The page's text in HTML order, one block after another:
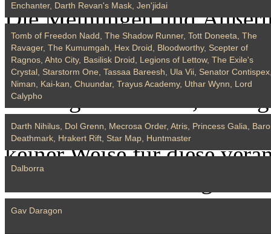
Enchanter, Darth Revan's Mask, Jen'jidai
Tomb of Freedon Nadd, The Shadow Runner, Tott Doneeta, The
Ravager, The Kumumgah, Hex Droid, Bloodworthy, Scepter of
Ragnos, Ahto City, Basilisk Droid, Legions of Lettow, The Exile's
Crystal, Starstorm One, Tassaa Bareesh, Ula Vii, Senator
Niman, Kai-kan, Chuundar, Trayus Academy, Uthar Wynn, Lord
Calypho
Darth Nihilus, Dol Grenn, Mecrosa Order, Atris, Princess Galia,
Deathmark, Hrakert Rift, Star Map, Huntmaster
Dalborra
Gav Daragon
Die Meinungen und
stammen von den
Ansichten von
Lizenzgebern wider, noch
für die Richtigkeit der
keiner Weise für diese
nicht für die